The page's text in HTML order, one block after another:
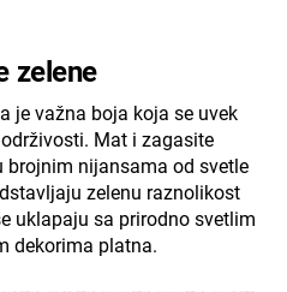
zelene
je važna boja koja se uvek
Mat i zagasite
brojnim nijansama od svetle
zelenu raznolikost
uklapaju sa prirodno svetlim
dekorima platna.